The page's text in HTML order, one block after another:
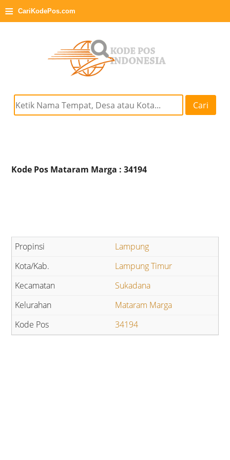
≡ CariKodePos.com
Cari
Kode Pos Mataram Marga : 34194
Lampung
Lampung Timur
Sukadana
Mataram Marga
34194